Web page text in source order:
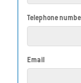
Telephone
Email